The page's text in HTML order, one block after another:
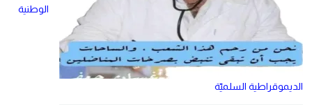
الوطنية
الديموقراطية السلميّة